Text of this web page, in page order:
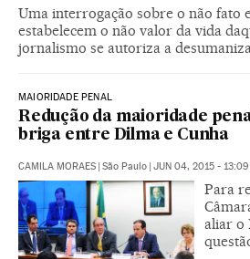
Uma interrogação sobre o não fato
estabelecem o não valor da vida
jornalismo se autoriza a
MAIORIDADE PENAL
Redução da maioridade
briga entre Dilma e Cunha
CAMILA MORAES | São Paulo | JUN 04, 2015 - 13:09
Para
aliar o